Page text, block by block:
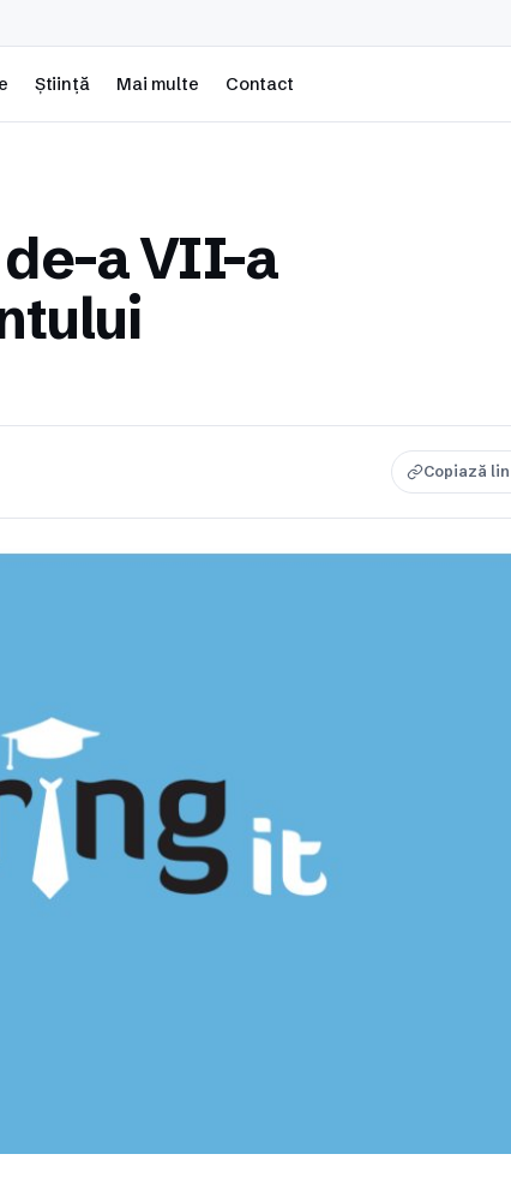
Știință Mai multe Contact
de-a VII-a
Copiază